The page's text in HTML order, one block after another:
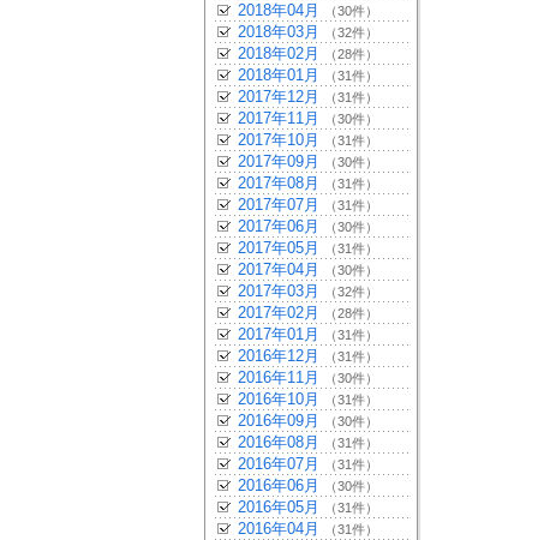
2018年04月 （30件）
2018年03月 （32件）
2018年02月 （28件）
2018年01月 （31件）
2017年12月 （31件）
2017年11月 （30件）
2017年10月 （31件）
2017年09月 （30件）
2017年08月 （31件）
2017年07月 （31件）
2017年06月 （30件）
2017年05月 （31件）
2017年04月 （30件）
2017年03月 （32件）
2017年02月 （28件）
2017年01月 （31件）
2016年12月 （31件）
2016年11月 （30件）
2016年10月 （31件）
2016年09月 （30件）
2016年08月 （31件）
2016年07月 （31件）
2016年06月 （30件）
2016年05月 （31件）
2016年04月 （31件）